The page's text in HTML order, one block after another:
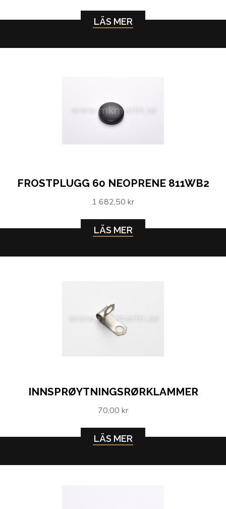
LÄS MER
FROSTPLUGG 60 NEOPRENE 811WB2
1 682,50 kr
LÄS MER
INNSPRØYTNINGSRØRKLAMMER
70,00 kr
LÄS MER